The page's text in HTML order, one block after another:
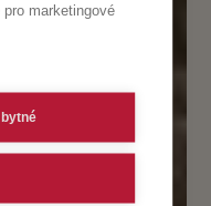
marketingové